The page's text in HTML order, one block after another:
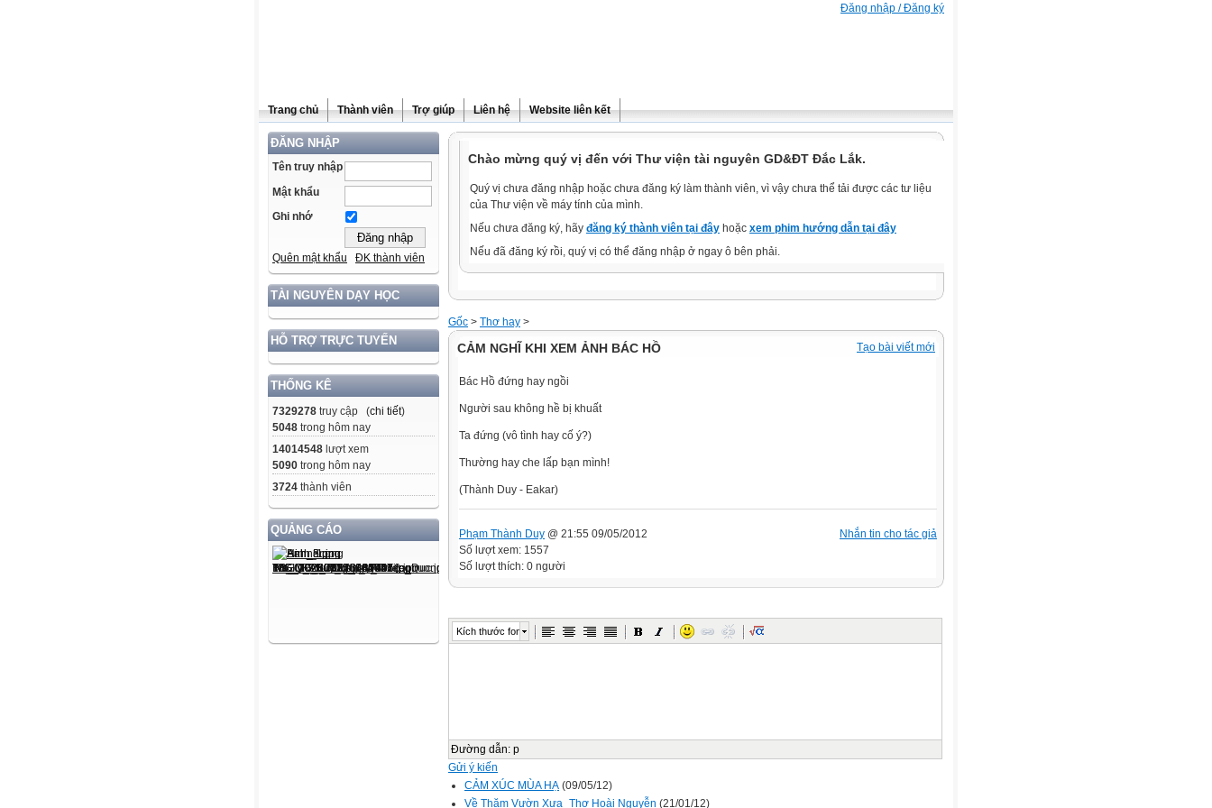
Đăng nhập / Đăng ký
Trang chủ Thành viên Trợ giúp Liên hệ Website liên kết
ĐĂNG NHẬP
Tên truy nhập
Mật khẩu
Ghi nhớ
Quên mật khẩu ĐK thành viên
TÀI NGUYÊN DẠY HỌC
HỖ TRỢ TRỰC TUYẾN
THỐNG KÊ
7329278 truy cập (chi tiết)
5048 trong hôm nay
14014548 lượt xem
5090 trong hôm nay
3724 thành viên
QUẢNG CÁO
Chào mừng quý vị đến với Thư viện tài nguyên GD&ĐT Đắc Lắk.
Quý vị chưa đăng nhập hoặc chưa đăng ký làm thành viên, vì vậy chưa thể tải được các tư liệu
của Thư viện về máy tính của mình.
Nếu chưa đăng ký, hãy đăng ký thành viên tại đây hoặc xem phim hướng dẫn tại đây
Nếu đã đăng ký rồi, quý vị có thể đăng nhập ở ngay ô bên phải.
Gốc > Thơ hay >
Tạo bài viết mới
CẢM NGHĨ KHI XEM ẢNH BÁC HỒ
Bác Hồ đứng hay ngồi
Người sau không hề bị khuất
Ta đứng (vô tình hay cố ý?)
Thường hay che lấp bạn mình!
(Thành Duy - Eakar)
Nhắn tin cho tác giả
Phạm Thành Duy @ 21:55 09/05/2012
Số lượt xem: 1557
Số lượt thích: 0 người
Kích thước font
Đường dẫn: p
Gửi ý kiến
CẢM XÚC MÙA HẠ (09/05/12)
Về Thăm Vườn Xưa_Thơ Hoài Nguyễn (21/01/12)